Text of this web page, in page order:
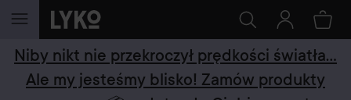
PRZEJDŹ DO TREŚCI
Niby nikt nie przekroczył prędkości światła...
Ale my jesteśmy blisko! Zamów produkty